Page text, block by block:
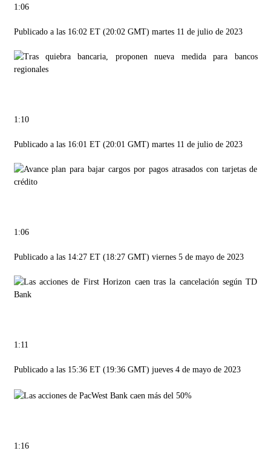
1:06
Publicado a las 16:02 ET (20:02 GMT) martes 11 de julio de 2023
1:10
Publicado a las 16:01 ET (20:01 GMT) martes 11 de julio de 2023
1:06
Publicado a las 14:27 ET (18:27 GMT) viernes 5 de mayo de 2023
1:11
Publicado a las 15:36 ET (19:36 GMT) jueves 4 de mayo de 2023
1:16